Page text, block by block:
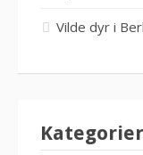
Vilde dyr i
Kategorier